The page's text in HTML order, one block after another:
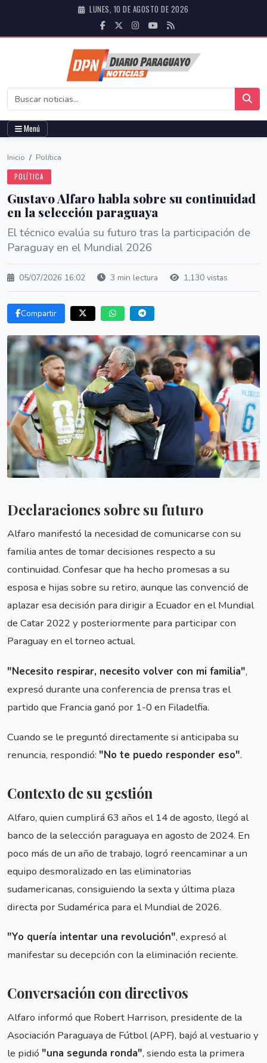
LUNES, 10 DE AGOSTO DE 2026
Menú
Inicio / Política
POLÍTICA
Gustavo Alfaro habla sobre su continuidad
en la selección paraguaya
El técnico evalúa su futuro tras la participación de
Paraguay en el Mundial 2026
05/07/2026 16:02 3 min lectura 1,130 vistas
Compartir
Declaraciones sobre su futuro
Alfaro manifestó la necesidad de comunicarse con su
familia antes de tomar decisiones respecto a su
continuidad. Confesar que ha hecho promesas a su
esposa e hijas sobre su retiro, aunque las convenció de
aplazar esa decisión para dirigir a Ecuador en el Mundial
de Catar 2022 y posteriormente para participar con
Paraguay en el torneo actual.
"Necesito respirar, necesito volver con mi familia",
expresó durante una conferencia de prensa tras el
partido que Francia ganó por 1-0 en Filadelfia.
Cuando se le preguntó directamente si anticipaba su
renuncia, respondió: "No te puedo responder eso".
Contexto de su gestión
Alfaro, quien cumplirá 63 años el 14 de agosto, llegó al
banco de la selección paraguaya en agosto de 2024. En
poco más de un año de trabajo, logró reencaminar a un
equipo desmoralizado en las eliminatorias
sudamericanas, consiguiendo la sexta y última plaza
directa por Sudamérica para el Mundial de 2026.
"Yo quería intentar una revolución", expresó al
manifestar su decepción con la eliminación reciente.
Conversación con directivos
Alfaro informó que Robert Harrison, presidente de la
Asociación Paraguaya de Fútbol (APF), bajó al vestuario y
le pidió "una segunda ronda", siendo esta la primera